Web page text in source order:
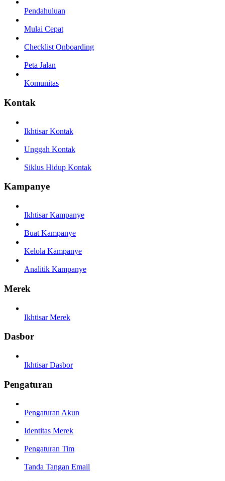
Pendahuluan
Mulai Cepat
Checklist Onboarding
Peta Jalan
Komunitas
Kontak
Ikhtisar Kontak
Unggah Kontak
Siklus Hidup Kontak
Kampanye
Ikhtisar Kampanye
Buat Kampanye
Kelola Kampanye
Analitik Kampanye
Merek
Ikhtisar Merek
Dasbor
Ikhtisar Dasbor
Pengaturan
Pengaturan Akun
Identitas Merek
Pengaturan Tim
Tanda Tangan Email